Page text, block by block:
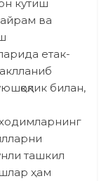
кутиш
ва
етак­
билан,
ташкил
ҳам